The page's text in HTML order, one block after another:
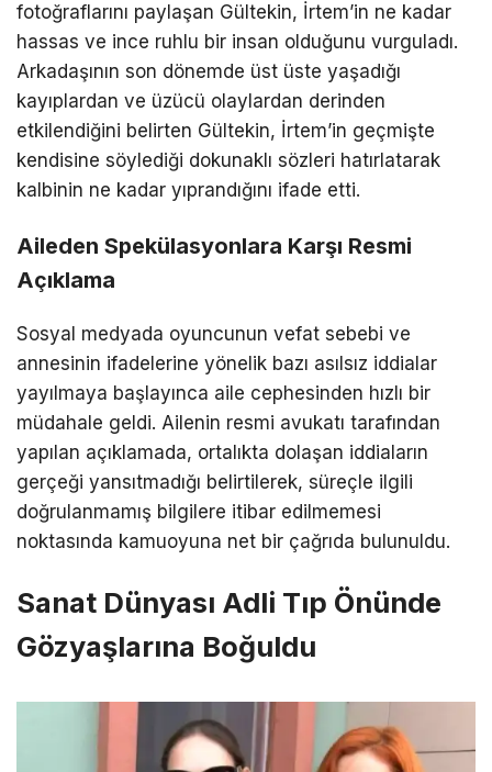
fotoğraflarını paylaşan Gültekin, İrtem’in ne kadar
hassas ve ince ruhlu bir insan olduğunu vurguladı.
Arkadaşının son dönemde üst üste yaşadığı
kayıplardan ve üzücü olaylardan derinden
etkilendiğini belirten Gültekin, İrtem’in geçmişte
kendisine söylediği dokunaklı sözleri hatırlatarak
kalbinin ne kadar yıprandığını ifade etti.
Aileden Spekülasyonlara Karşı Resmi
Açıklama
Sosyal medyada oyuncunun vefat sebebi ve
annesinin ifadelerine yönelik bazı asılsız iddialar
yayılmaya başlayınca aile cephesinden hızlı bir
müdahale geldi. Ailenin resmi avukatı tarafından
yapılan açıklamada, ortalıkta dolaşan iddiaların
gerçeği yansıtmadığı belirtilerek, süreçle ilgili
doğrulanmamış bilgilere itibar edilmemesi
noktasında kamuoyuna net bir çağrıda bulunuldu.
Sanat Dünyası Adli Tıp Önünde
Gözyaşlarına Boğuldu